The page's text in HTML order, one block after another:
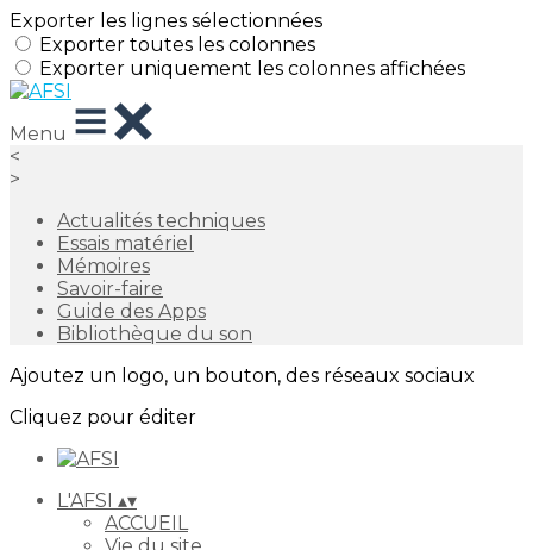
Exporter les lignes sélectionnées
Exporter toutes les colonnes
Exporter uniquement les colonnes affichées
Menu
<
>
Actualités techniques
Essais matériel
Mémoires
Savoir-faire
Guide des Apps
Bibliothèque du son
Ajoutez un logo, un bouton, des réseaux sociaux
Cliquez pour éditer
L'AFSI ▴▾
ACCUEIL